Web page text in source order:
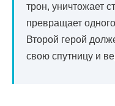
трон, уничтожает
превращает
Второй герой
свою спутницу и